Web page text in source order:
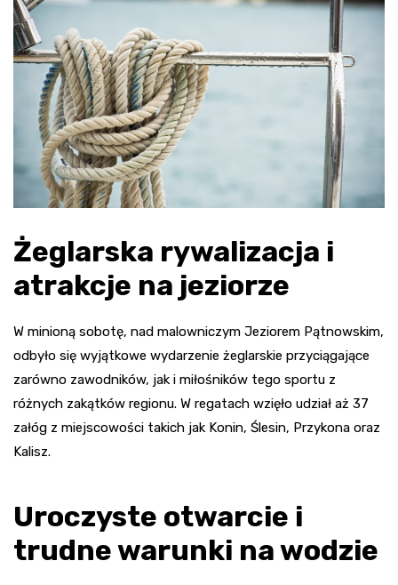
Żeglarska rywalizacja i
atrakcje na jeziorze
W minioną sobotę, nad malowniczym Jeziorem Pątnowskim,
odbyło się wyjątkowe wydarzenie żeglarskie przyciągające
zarówno zawodników, jak i miłośników tego sportu z
różnych zakątków regionu. W regatach wzięło udział aż 37
załóg z miejscowości takich jak Konin, Ślesin, Przykona oraz
Kalisz.
Uroczyste otwarcie i
trudne warunki na wodzie